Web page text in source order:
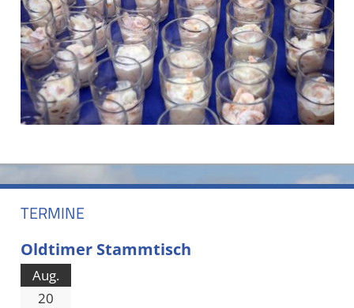
TERMINE
Oldtimer Stammtisch
Aug.
20